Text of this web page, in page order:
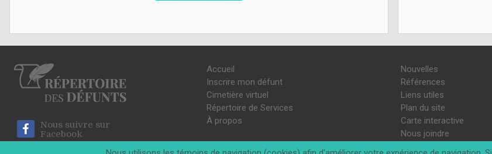
Nous suivre sur
Facebook
Accueil
Inscrire mon défunt
Cimetière virtuel
Répertoire de Services
À propos
Nouvelles
Références
Liens utiles
Plan du site
Carte interactive
Nous joindre